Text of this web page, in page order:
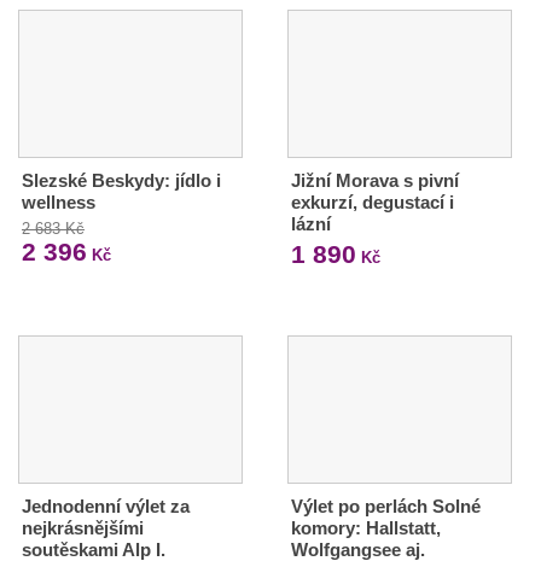
Slezské Beskydy: jídlo i
wellness
2 683 Kč
2 396 Kč
Jižní Morava s pivní
exkurzí, degustací i
lázní
1 890 Kč
Jednodenní výlet za
nejkrásnějšími
soutěskami Alp I.
Výlet po perlách Solné
komory: Hallstatt,
Wolfgangsee aj.